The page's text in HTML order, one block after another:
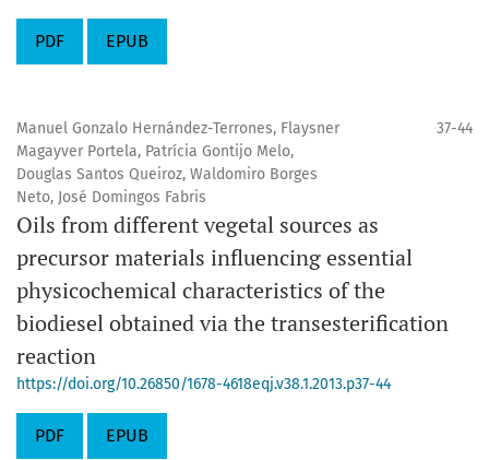
PDF EPUB
Manuel Gonzalo Hernández-Terrones, Flaysner
Magayver Portela, Patrícia Gontijo Melo,
Douglas Santos Queiroz, Waldomiro Borges
Neto, José Domingos Fabris
37-44
Oils from different vegetal sources as
precursor materials influencing essential
physicochemical characteristics of the
biodiesel obtained via the transesterification
reaction
https://doi.org/10.26850/1678-4618eqj.v38.1.2013.p37-44
PDF EPUB